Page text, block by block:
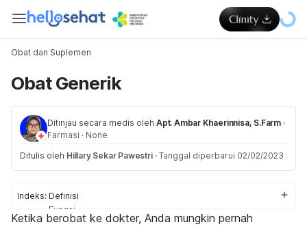
Obat dan Suplemen
Obat Generik
Ditinjau secara medis oleh Apt. Ambar Khaerinnisa, S.Farm ·
Farmasi · None
Ditulis oleh Hillary Sekar Pawestri · Tanggal diperbarui 02/02/2023
Indeks: Definisi
Fungsi
Fakta
Ketika berobat ke dokter, Anda mungkin pernah